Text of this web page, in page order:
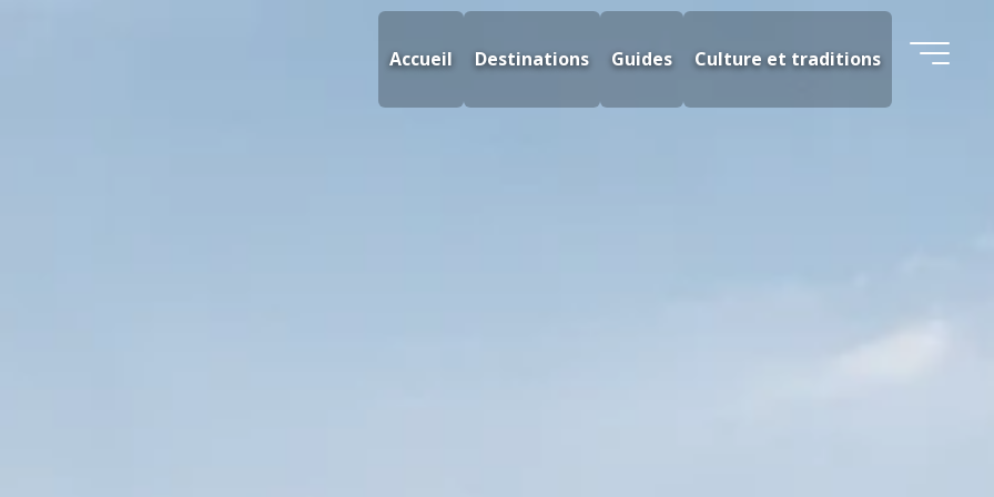
Accueil Destinations Guides Culture et traditions